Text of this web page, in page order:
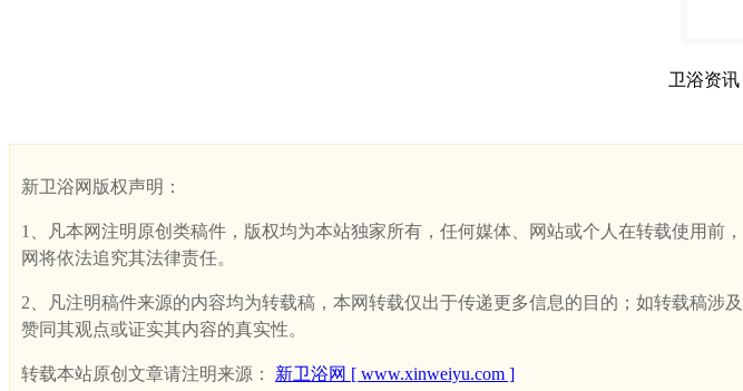
卫浴资
新卫浴网版权声明：
1、凡本网注明原创类稿件，版权均为本站独家所有，任何媒体、网站或个人在转载使用前
网将依法追究其法律责任。
2、凡注明稿件来源的内容均为转载稿，本网转载仅出于传递更多信息的目的；如转载稿涉
赞同其观点或证实其内容的真实性。
转载本站原创文章请注明来源： 新卫浴网 [ www.xinweiyu.com ]